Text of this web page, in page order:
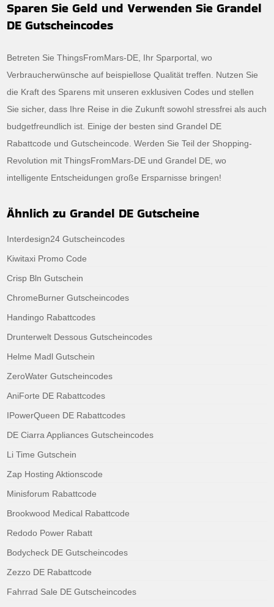
Sparen Sie Geld und Verwenden Sie Grandel
DE Gutscheincodes
Betreten Sie ThingsFromMars-DE, Ihr Sparportal, wo
Verbraucherwünsche auf beispiellose Qualität treffen. Nutzen Sie
die Kraft des Sparens mit unseren exklusiven Codes und stellen
Sie sicher, dass Ihre Reise in die Zukunft sowohl stressfrei als auch
budgetfreundlich ist. Einige der besten sind Grandel DE
Rabattcode und Gutscheincode. Werden Sie Teil der Shopping-
Revolution mit ThingsFromMars-DE und Grandel DE, wo
intelligente Entscheidungen große Ersparnisse bringen!
Ähnlich zu Grandel DE Gutscheine
Interdesign24 Gutscheincodes
Kiwitaxi Promo Code
Crisp Bln Gutschein
ChromeBurner Gutscheincodes
Handingo Rabattcodes
Drunterwelt Dessous Gutscheincodes
Helme Madl Gutschein
ZeroWater Gutscheincodes
AniForte DE Rabattcodes
IPowerQueen DE Rabattcodes
DE Ciarra Appliances Gutscheincodes
Li Time Gutschein
Zap Hosting Aktionscode
Minisforum Rabattcode
Brookwood Medical Rabattcode
Redodo Power Rabatt
Bodycheck DE Gutscheincodes
Zezzo DE Rabattcode
Fahrrad Sale DE Gutscheincodes